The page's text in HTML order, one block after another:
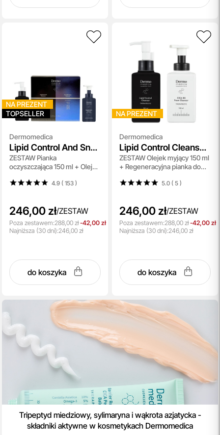
NA PREZENT
TOPSELLER
Dermomedica
Lipid Control And Snail
Foam Cleanser
ZESTAW Pianka
oczyszczająca 150 ml + Olejek
4.9 ( 153)
246,00 zł/ZESTAW
Poza zestawem:288,00 zł-42,00 zł
Najniższa (30 dni):246,00 zł
do koszyka
NA PREZENT
Dermomedica
Lipid Control Cleanser
+ CICA B5 Foam
Cleanser
ZESTAW Olejek myjący 150 ml
+ Regeneracyjna pianka do
5.0 ( 5)
246,00 zł/ZESTAW
Poza zestawem:288,00 zł-42,00 zł
Najniższa (30 dni):246,00 zł
do koszyka
Tripeptyd miedziowy, sylimaryna i wąkrota azjatycka -
składniki aktywne w kosmetykach Dermomedica